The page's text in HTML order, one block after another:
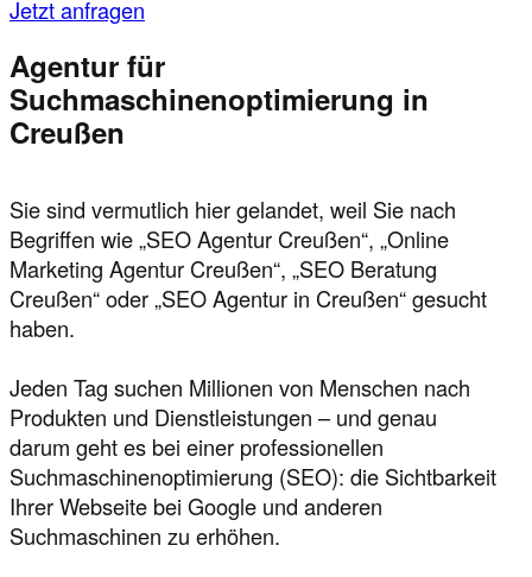
Jetzt anfragen
Agentur für
Suchmaschinenoptimierung in
Creußen
Sie sind vermutlich hier gelandet, weil Sie nach
Begriffen wie „SEO Agentur Creußen“, „Online
Marketing Agentur Creußen“, „SEO Beratung
Creußen“ oder „SEO Agentur in Creußen“ gesucht
haben.
Jeden Tag suchen Millionen von Menschen nach
Produkten und Dienstleistungen – und genau
darum geht es bei einer professionellen
Suchmaschinenoptimierung (SEO): die Sichtbarkeit
Ihrer Webseite bei Google und anderen
Suchmaschinen zu erhöhen.